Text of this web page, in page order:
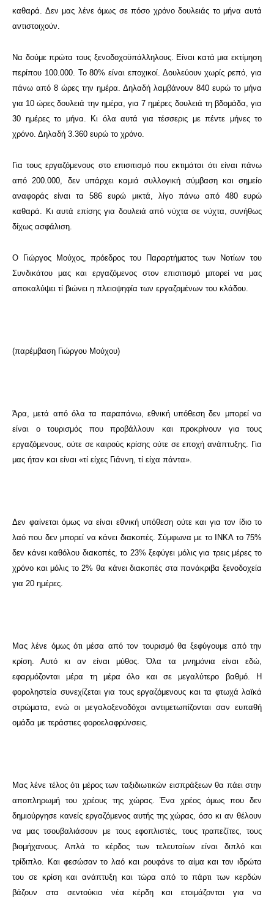
καθαρά. Δεν μας λένε όμως σε πόσο χρόνο δουλειάς το μήνα αυτά
αντιστοιχούν.
Να δούμε πρώτα τους ξενοδοχοϋπάλληλους. Είναι κατά μια εκτίμηση
περίπου 100.000. Το 80% είναι εποχικοί. Δουλεύουν χωρίς ρεπό, για
πάνω από 8 ώρες την ημέρα. Δηλαδή λαμβάνουν 840 ευρώ το μήνα
για 10 ώρες δουλειά την ημέρα, για 7 ημέρες δουλειά τη βδομάδα, για
30 ημέρες το μήνα. Κι όλα αυτά για τέσσερις με πέντε μήνες το
χρόνο. Δηλαδή 3.360 ευρώ το χρόνο.
Για τους εργαζόμενους στο επισιτισμό που εκτιμάται ότι είναι πάνω
από 200.000, δεν υπάρχει καμιά συλλογική σύμβαση και σημείο
αναφοράς είναι τα 586 ευρώ μικτά, λίγο πάνω από 480 ευρώ
καθαρά. Κι αυτά επίσης για δουλειά από νύχτα σε νύχτα, συνήθως
δίχως ασφάλιση.
Ο Γιώργος Μούχος, πρόεδρος του Παραρτήματος των Νοτίων του
Συνδικάτου μας και εργαζόμενος στον επισιτισμό μπορεί να μας
αποκαλύψει τί βιώνει η πλειοψηφία των εργαζομένων του κλάδου.
(παρέμβαση Γιώργου Μούχου)
Άρα, μετά από όλα τα παραπάνω, εθνική υπόθεση δεν μπορεί να
είναι ο τουρισμός που προβάλλουν και προκρίνουν για τους
εργαζόμενους, ούτε σε καιρούς κρίσης ούτε σε εποχή ανάπτυξης. Για
μας ήταν και είναι «τί είχες Γιάννη, τί είχα πάντα».
Δεν φαίνεται όμως να είναι εθνική υπόθεση ούτε και για τον ίδιο το
λαό που δεν μπορεί να κάνει διακοπές. Σύμφωνα με το ΙΝΚΑ το 75%
δεν κάνει καθόλου διακοπές, το 23% ξεφύγει μόλις για τρεις μέρες το
χρόνο και μόλις το 2% θα κάνει διακοπές στα πανάκριβα ξενοδοχεία
για 20 ημέρες.
Μας λένε όμως ότι μέσα από τον τουρισμό θα ξεφύγουμε από την
κρίση. Αυτό κι αν είναι μύθος. Όλα τα μνημόνια είναι εδώ,
εφαρμόζονται μέρα τη μέρα όλο και σε μεγαλύτερο βαθμό. Η
φοροληστεία συνεχίζεται για τους εργαζόμενους και τα φτωχά λαϊκά
στρώματα, ενώ οι μεγαλοξενοδόχοι αντιμετωπίζονται σαν ευπαθή
ομάδα με τεράστιες φοροελαφρύνσεις.
Μας λένε τέλος ότι μέρος των ταξιδιωτικών εισπράξεων θα πάει στην
αποπληρωμή του χρέους της χώρας. Ένα χρέος όμως που δεν
δημιούργησε κανείς εργαζόμενος αυτής της χώρας, όσο κι αν θέλουν
να μας τσουβαλιάσουν με τους εφοπλιστές, τους τραπεζίτες, τους
βιομήχανους. Απλά το κέρδος των τελευταίων είναι διπλό και
τρίδιπλο. Και φεσώσαν το λαό και ρουφάνε το αίμα και τον ιδρώτα
του σε κρίση και ανάπτυξη και τώρα από το πάρτι των κερδών
βάζουν στα σεντούκια νέα κέρδη και ετοιμάζονται για να